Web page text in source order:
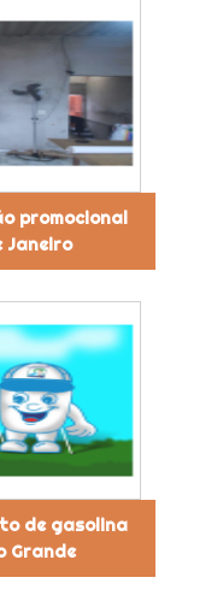
promocional
Janeiro
de gasolina
Grande